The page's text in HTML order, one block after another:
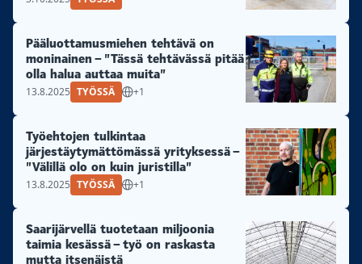
Pääluottamusmiehen tehtävä on
moninainen – ”Tässä tehtävässä pitää
olla halua auttaa muita”
13.8.2025 TYÖSSÄ +1
Työehtojen tulkintaa
järjestäytymättömässä yrityksessä –
”Välillä olo on kuin juristilla”
13.8.2025 TYÖSSÄ +1
Saarijärvellä tuotetaan miljoonia
taimia kesässä – työ on raskasta
mutta itsenäistä